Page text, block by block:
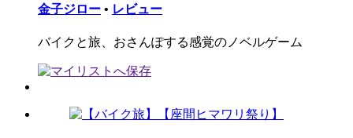
金子ジロー • レビュー
バイクと旅、おさんぽする感覚のノベルゲーム